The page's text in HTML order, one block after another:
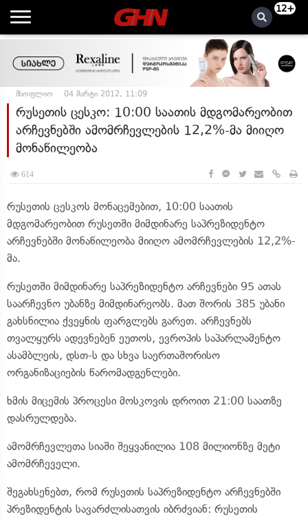
12+
მსოფლიო 04 მარტი 2012, 11:09
რუსეთის ცესკო: 10:00 საათის მდგომარეობით
არჩევნებში ამომრჩევლების 12,2%-მა მიიღო
მონაწილეობა
614
რუსეთის ცესკოს მონაცემებით, 10:00 საათის
მდგომარეობით რუსეთში მიმდინარე საპრეზიდენტო
არჩევნებში მონაწილეობა მიიღო ამომრჩევლების 12,2%-
მა.
რუსეთში მიმდინარე საპრეზიდენტო არჩევნები 95 ათას
საარჩევნო უბანზე მიმდინარეობს. მათ შორის 385 უბანი
გახსნილია ქვეყნის ფარგლებს გარეთ. არჩევნებს
თვალყურს ადევნებენ ეუთოს, ევროპის საპარლამენტო
ასამბლეის, დსთ-ს და სხვა საერთაშორისო
ორგანიზაციების წარომადგენლები.
ხმის მიცემის პროცესი მოსკოვის დროით 21:00 საათზე
დასრულდება.
ამომრჩევლეთა სიაში შეყვანილია 108 მილიონზე მეტი
ამომრჩეველი.
შეგახსენებთ, რომ რუსეთის საპრეზიდენტო არჩევნებში
პრეზიდენტის სავარძლისათვის იბრძვიან: რუსეთის